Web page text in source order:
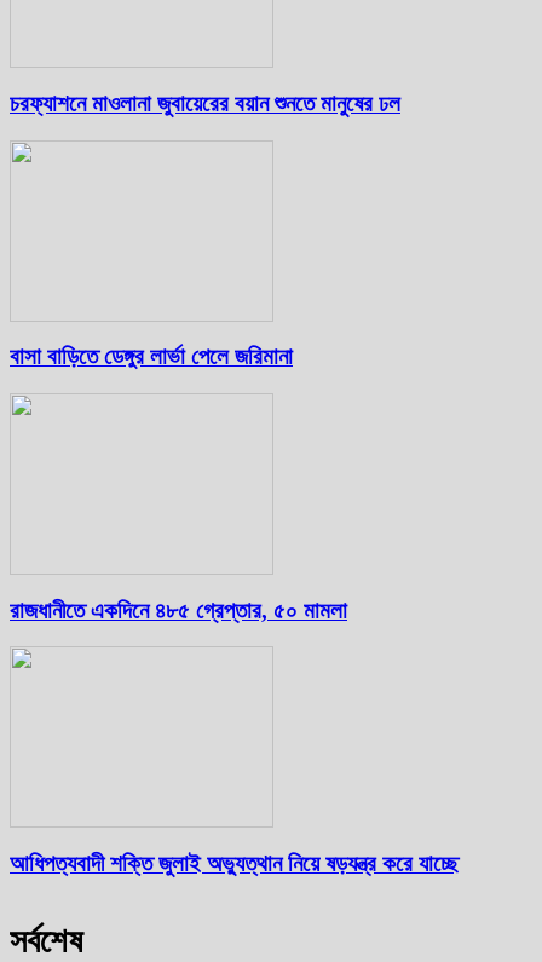
চরফ্যাশনে মাওলানা জুবায়েরের বয়ান শুনতে মানুষের ঢল
বাসা বাড়িতে ডেঙ্গুর লার্ভা পেলে জরিমানা
রাজধানীতে একদিনে ৪৮৫ গ্রেপ্তার, ৫০ মামলা
আধিপত্যবাদী শক্তি জুলাই অভ্যুত্থান নিয়ে ষড়যন্ত্র করে যাচ্ছে
সর্বশেষ